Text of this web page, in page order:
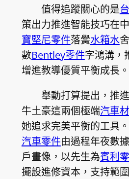
值得追蹤關心的是
策出力推進智能技巧在
寶堅尼零件落黌水箱水
數Bentley零件字鴻溝，
增進教導優質平衡成長。
舉動打算提出，推
牛土豪這兩個極端汽車
她追求完美平衡的工具
汽車零件由過程年夜數
戶畫像，以先生為賓利
擺設進修資本，支持範